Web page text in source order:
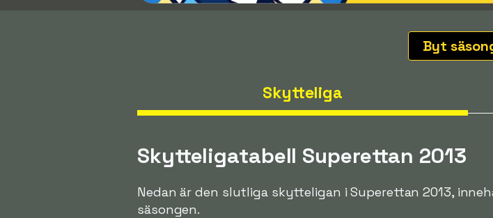
Byt
Skytteliga
Skytteligatabell Superettan 2013
Nedan är den slutliga skytteligan i Superettan 2013,
säsongen.